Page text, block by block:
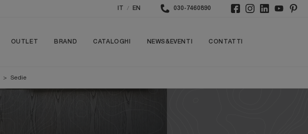
/ EN 030-7460890
OUTLET BRAND CATALOGHI NEWS&EVENTI CONTATTI
> Sedie